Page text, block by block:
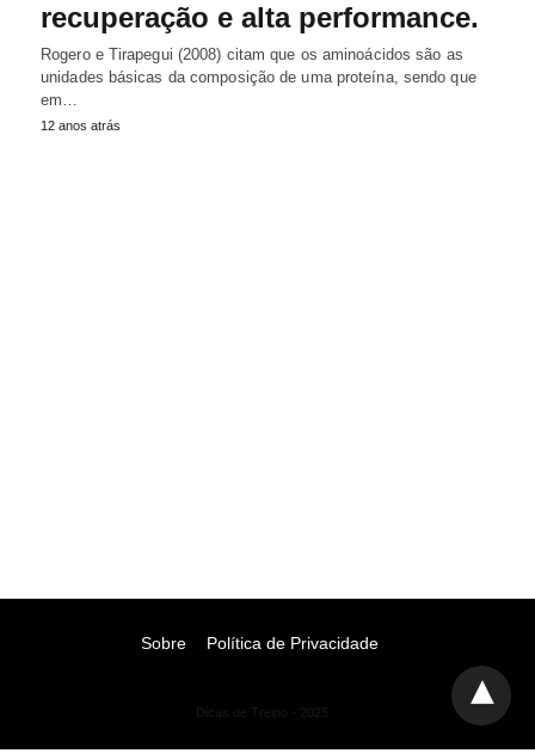
recuperação e alta performance.
Rogero e Tirapegui (2008) citam que os aminoácidos são as
unidades básicas da composição de uma proteína, sendo que
em…
12 anos atrás
Sobre Política de Privacidade
Dicas de Treino - 2025